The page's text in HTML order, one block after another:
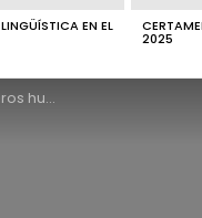
EN EL
2025